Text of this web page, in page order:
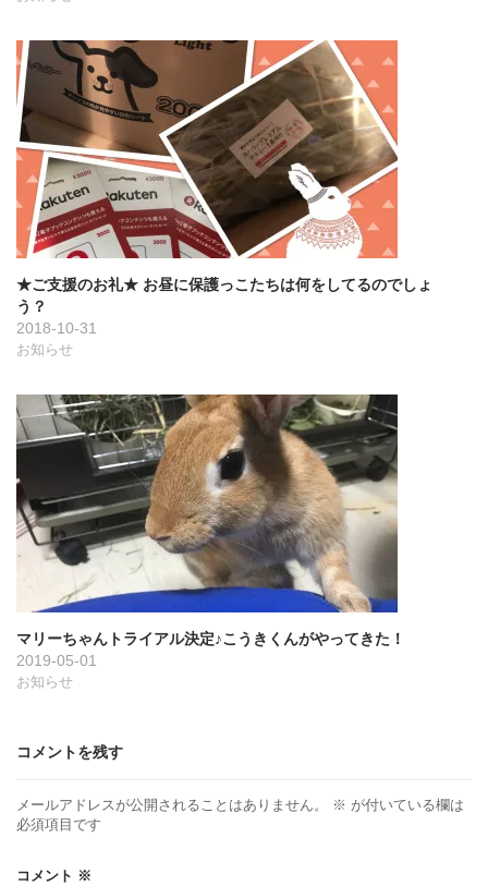
★ご支援のお礼★ お昼に保護っこたちは何をしてるのでしょ
う？
2018-10-31
お知らせ
マリーちゃんトライアル決定♪こうきくんがやってきた！
2019-05-01
お知らせ
コメントを残す
メールアドレスが公開されることはありません。 ※ が付いている欄は
必須項目です
コメント ※